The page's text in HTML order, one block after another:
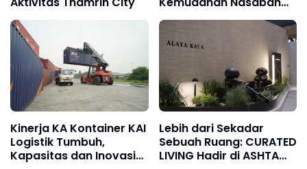
BO Veteran
Kinerja KA Kontainer KAI
Logistik Tumbuh,
Kapasitas dan Inovasi
Lebih dari Sekadar
Sebuah Ruang: CURATED
LIVING Hadir di ASHTA